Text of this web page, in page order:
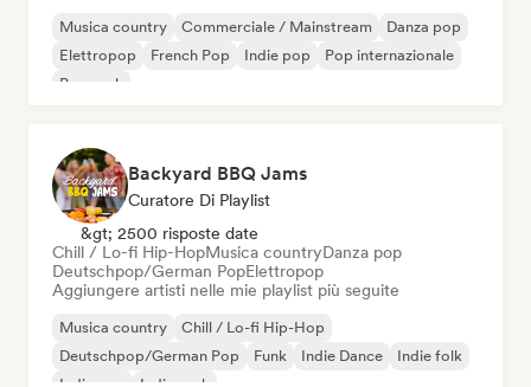
Musica country Commerciale / Mainstream
Danza pop
Elettropop
French Pop Indie pop
Pop internazionale
Pop rock
Backyard BBQ Jams
Curatore Di Playlist
&gt; 2500 risposte date
Chill / Lo-fi Hip-HopMusica countryDanza pop
Deutschpop/German PopElettropop
Aggiungere artisti nelle mie playlist più seguite
Musica country
Chill / Lo-fi Hip-Hop
Deutschpop/German Pop
Funk Indie Dance
Indie folk